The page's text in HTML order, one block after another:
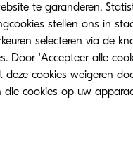
omdat deze
worden
vanuit het
zichtbaarheid van
te garanderen.
stellen ons in
selecteren via de
Door 'Accepteer alle
cookies weigeren
die cookies op uw